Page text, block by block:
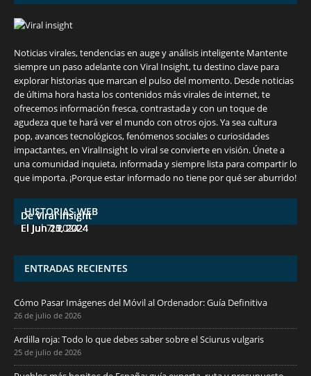
Noticias virales, tendencias en auge y análisis inteligente Mantente
siempre un paso adelante con Viral Insight, tu destino clave para
explorar historias que marcan el pulso del momento. Desde noticias
de última hora hasta los contenidos más virales de internet, te
ofrecemos información fresca, contrastada y con un toque de
agudeza que te hará ver el mundo con otros ojos. Ya sea cultura
pop, avances tecnológicos, fenómenos sociales o curiosidades
impactantes, en ViralInsight lo viral se convierte en visión. Únete a
una comunidad inquieta, informada y siempre lista para compartir lo
que importa. ¡Porque estar informado no tiene por qué ser aburrido!
HISTORIAS WEB
7 frutas ricas en calcio para mantener la
De Viral Insight
El Jul 7, 2024
España en julio: Playas de ensueño,
De Viral Insight
El Jun 23, 2024
Funciones ocultas del iPhone que no
De Viral Insight
El Jun 20, 2024
Descubre las 10 criptomonedas con mayor
De Viral Insight
El Jun 15, 2024
¡Derrota el calor, no tus objetivos de
De Viral Insight
El Jun 11, 2024
ENTRADAS RECIENTES
Cómo Pasar Imágenes del Móvil al Ordenador: Guía Definitiva
26 de julio de 2026
Ardilla roja: Todo lo que debes saber sobre el Sciurus vulgaris
25 de julio de 2026